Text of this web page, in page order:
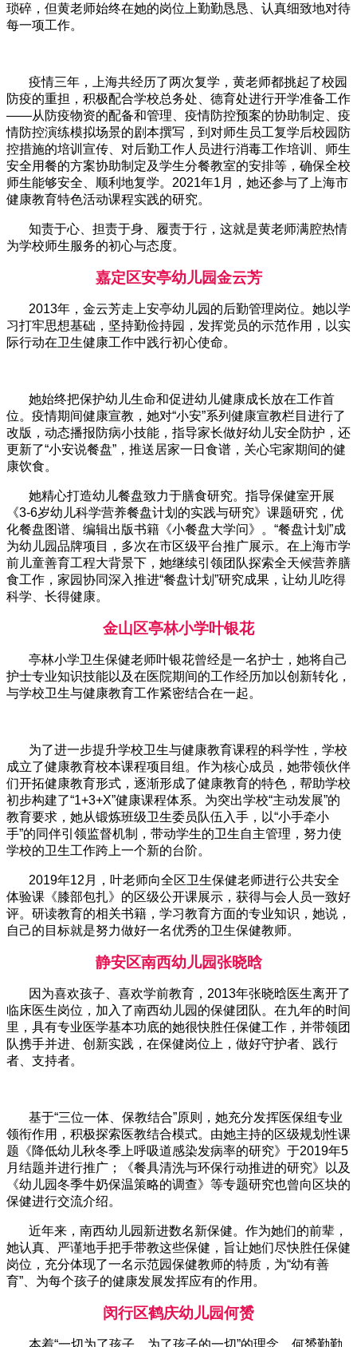
琐碎，但黄老师始终在她的岗位上勤勤恳恳、认真细致地对待
每一项工作。
疫情三年，上海共经历了两次复学，黄老师都挑起了校园
防疫的重担，积极配合学校总务处、德育处进行开学准备工作
——从防疫物资的配备和管理、疫情防控预案的协助制定、疫
情防控演练模拟场景的剧本撰写，到对师生员工复学后校园防
控措施的培训宣传、对后勤工作人员进行消毒工作培训、师生
安全用餐的方案协助制定及学生分餐教室的安排等，确保全校
师生能够安全、顺利地复学。2021年1月，她还参与了上海市
健康教育特色活动课程实践的研究。
知责于心、担责于身、履责于行，这就是黄老师满腔热情
为学校师生服务的初心与态度。
嘉定区安亭幼儿园金云芳
2013年，金云芳走上安亭幼儿园的后勤管理岗位。她以学
习打牢思想基础，坚持勤俭持园，发挥党员的示范作用，以实
际行动在卫生健康工作中践行初心使命。
她始终把保护幼儿生命和促进幼儿健康成长放在工作首
位。疫情期间健康宣教，她对“小安”系列健康宣教栏目进行了
改版，动态播报防病小技能，指导家长做好幼儿安全防护，还
更新了“小安说餐盘”，推送居家一日食谱，关心宅家期间的健
康饮食。
她精心打造幼儿餐盘致力于膳食研究。指导保健室开展
《3-6岁幼儿科学营养餐盘计划的实践与研究》课题研究，优
化餐盘图谱、编辑出版书籍《小餐盘大学问》。“餐盘计划”成
为幼儿园品牌项目，多次在市区级平台推广展示。在上海市学
前儿童善育工程大背景下，她继续引领团队探索全天候营养膳
食工作，家园协同深入推进“餐盘计划”研究成果，让幼儿吃得
科学、长得健康。
金山区亭林小学叶银花
亭林小学卫生保健老师叶银花曾经是一名护士，她将自己
护士专业知识技能以及在医院期间的工作经历加以创新转化，
与学校卫生与健康教育工作紧密结合在一起。
为了进一步提升学校卫生与健康教育课程的科学性，学校
成立了健康教育校本课程项目组。作为核心成员，她带领伙伴
们开拓健康教育形式，逐渐形成了健康教育的特色，帮助学校
初步构建了“1+3+X”健康课程体系。为突出学校“主动发展”的
教育要求，她从锻炼班级卫生委员队伍入手，以“小手牵小
手”的同伴引领监督机制，带动学生的卫生自主管理，努力使
学校的卫生工作跨上一个新的台阶。
2019年12月，叶老师向全区卫生保健老师进行公共安全
体验课《膝部包扎》的区级公开课展示，获得与会人员一致好
评。研读教育的相关书籍，学习教育方面的专业知识，她说，
自己的目标就是努力做好一名优秀的卫生保健教师。
静安区南西幼儿园张晓晗
因为喜欢孩子、喜欢学前教育，2013年张晓晗医生离开了
临床医生岗位，加入了南西幼儿园的保健团队。在九年的时间
里，具有专业医学基本功底的她很快胜任保健工作，并带领团
队携手并进、创新实践，在保健岗位上，做好守护者、践行
者、支持者。
基于“三位一体、保教结合”原则，她充分发挥医保组专业
领衔作用，积极探索医教结合模式。由她主持的区级规划性课
题《降低幼儿秋冬季上呼吸道感染发病率的研究》于2019年5
月结题并进行推广；《餐具清洗与环保行动推进的研究》以及
《幼儿园冬季牛奶保温策略的调查》等专题研究也曾向区块的
保健进行交流介绍。
近年来，南西幼儿园新进数名新保健。作为她们的前辈，
她认真、严谨地手把手带教这些保健，旨让她们尽快胜任保健
岗位，充分体现了一名示范园保健教师的特质，为“幼有善
育”、为每个孩子的健康发展发挥应有的作用。
闵行区鹤庆幼儿园何赟